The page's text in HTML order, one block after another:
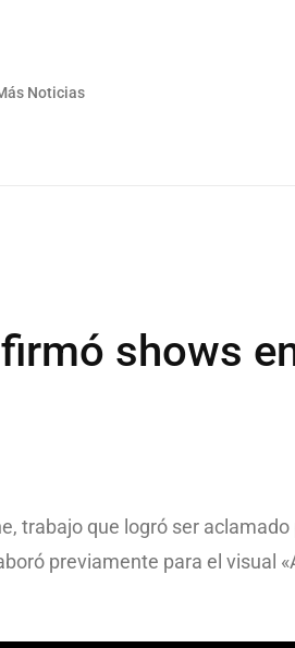
Noticias
shows
trabajo que logró ser
​​previamente para el visual